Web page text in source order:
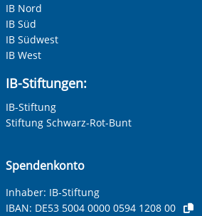
IB Nord
IB Süd
IB Südwest
IB West
IB-Stiftungen:
IB-Stiftung
Stiftung Schwarz-Rot-Bunt
Spendenkonto
Inhaber: IB-Stiftung
IBAN: DE53 5004 0000 0594 1208 00